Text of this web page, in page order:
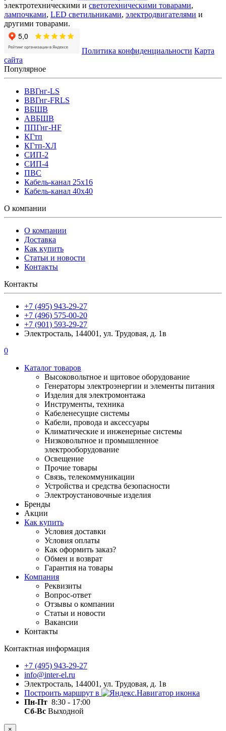
электротехническими и светотехническими товарами,
лампочками, LED светильниками, электродвигателями и
другими товарами.
Политика конфиденциальности Карта
сайта
Популярное
ВВГнг-LS
ВВГнг-FRLS
ВБШВ
АВБШВ
ППГнг-HF
КГтп
КГтп-ХЛ
СИП-2
СИП-4
ПВС
Кабель-канал 25х16
Кабель-канал 40х40
О компании
О компании
Доставка
Как купить
Статьи и новости
Контакты
Контакты
+7 (495) 943-29-27
+7 (496) 575-00-20
+7 (901) 593-29-27
Электросталь, 144001, ул. Трудовая, д. 1в
0
Каталог товаров
Высоковольтное и щитовое оборудование
Генераторы электроэнергии и элементы питания
Изделия для электромонтажа
Инструменты, техника
Кабеленесущие системы
Кабели, провода и аксессуары
Климатические и инженерные системы
Низковольтное и промышленное
электрооборудование
Освещение
Прочие товары
Связь, телекоммуникации
Устройства и средства безопасности
Электроустановочные изделия
Бренды
Акции
Как купить
Условия доставки
Условия оплаты
Как оформить заказ?
Обмен и возврат
Гарантия на товары
Компания
Реквизиты
Вопрос-ответ
Отзывы о компании
Статьи и новости
Вакансии
Контакты
Контактная информация
+7 (495) 943-29-27
info@inter-el.ru
Электросталь, 144001, ул. Трудовая, д. 1в
Построить маршрут в
Пн-Пт 8:30 - 17:00
Сб-Вс Выходной
×